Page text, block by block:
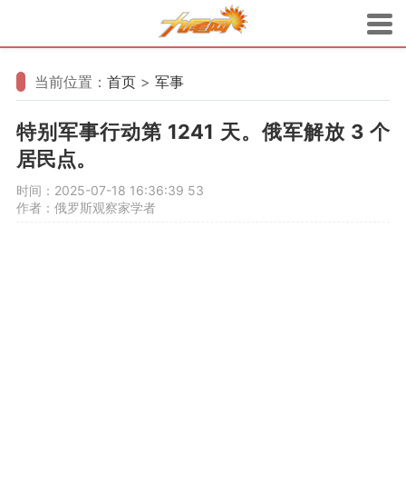
当前位置： 首页 > 军事
特别军事行动第 1241 天。俄军解放 3 个
居民点。
时间：2025-07-18 16:36:39 53
作者：俄罗斯观察家学者